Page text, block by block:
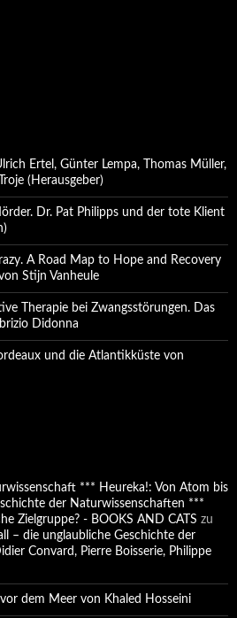
Ertel, Günter Lempa, Thomas Müller,
(Herausgeber)
Dr. Pat Philipps und der tote Klient
A Road Map to Hope and Recovery
Stijn Vanheule
Therapie bei Zwangsstörungen. Das
Didonna
und die Atlantikküste von
*** Heureka!: Von Atom bis
der Naturwissenschaften ***
Zielgruppe? - BOOKS AND CATS zu
– die unglaubliche Geschichte der
Convard, Pierre Boisserie, Philippe
dem Meer von Khaled Hosseini